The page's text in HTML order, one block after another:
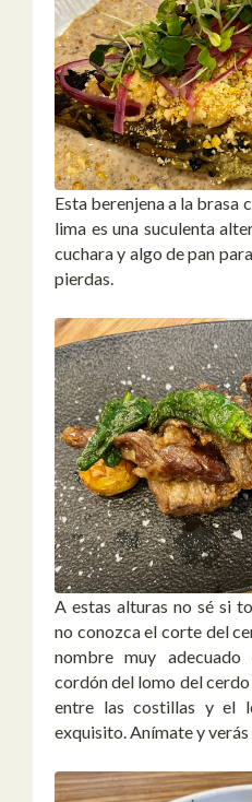
Esta berenjena a la brasa
lima es una suculenta
cuchara y algo de pan
pierdas.
A estas alturas no sé si
no conozca el corte del
nombre muy
cordón del lomo del
entre las costillas y el
exquisito. Anímate y verás